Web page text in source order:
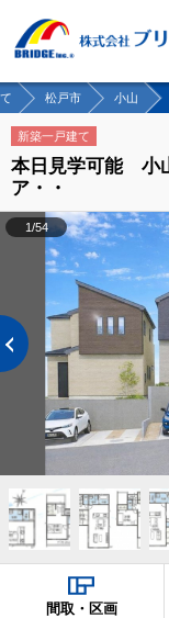
松戸市 小山
新築一戸建て
本日見学可能 小
ア・・
1/54
間取・区画